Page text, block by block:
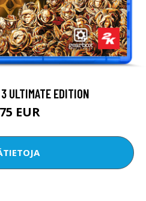
ULTIMATE EDITION
EUR